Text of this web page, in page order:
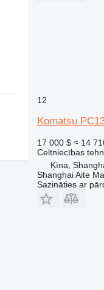
12
Komatsu
17 000 $ ≈ 14
Celtniecības
Ķīna,
Shanghai Aite
Sazināties ar